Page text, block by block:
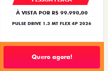
À VISTA POR R$ 99.990,00
PULSE DRIVE 1.3 MT FLEX 4P 2026
Quero agora!